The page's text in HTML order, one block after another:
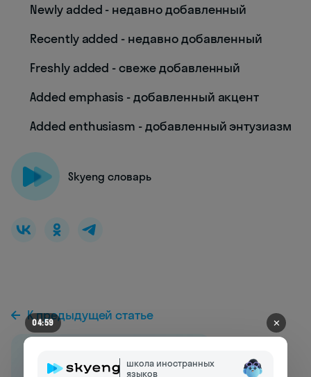
Newly added - недавно добавленный
Recently added - недавно добавленный
Freshly added - свеже добавленный
Added emphasis - добавленный акцент
Added enthusiasm - добавленный энтузиазм
Skyeng словарь
К предыдущей статье
04:55 ✕
школа иностранных
языков